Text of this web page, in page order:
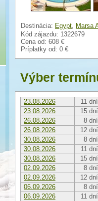
Destinácia: Egypt, Marsa
Kód zájazdu: 1322679
Cena od: 608 €
Príplatky od: 0 €
Výber
23.08.2026
11 dní
23.08.2026
15 dní
26.08.2026
8 dní
26.08.2026
12 dní
30.08.2026
8 dní
30.08.2026
11 dní
30.08.2026
15 dní
02.09.2026
8 dní
02.09.2026
12 dní
06.09.2026
8 dní
06.09.2026
11 dní